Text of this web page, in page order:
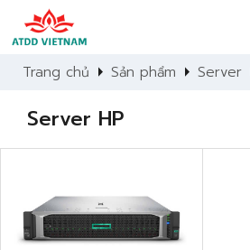
Trang chủ arrow_right Sản phẩm arrow_right Server
Server HP